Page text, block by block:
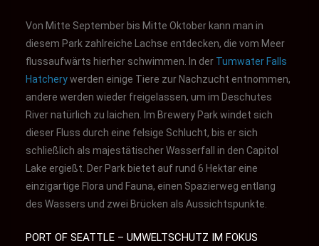
Von Mitte September bis Mitte Oktober kann man in
diesem Park zahlreiche Lachse entdecken, die vom Meer
flussaufwärts hierher schwimmen. In der Tumwater Falls
Hatcherywerden einige Tiere zur Nachzucht entnommen,
andere werden wieder freigelassen, um im Deschutes
River natürlich zu laichen. Im Brewery Park windet sich
dieser Fluss durch eine felsige Schlucht, bis er sich
schließlich als majestätischer Wasserfall in den Capitol
Lake ergießt. Der Park bietet auf rund 6 Hektar eine
einzigartige Flora und Fauna, einen Spazierweg entlang
des Wassers und zwei Brücken als Aussichtspunkte.
PORT OF SEATTLE – UMWELTSCHUTZ IM FOKUS